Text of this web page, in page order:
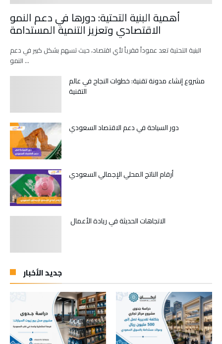
أهمية البنية التحتية: دورها في دعم النمو
الاقتصادي وتعزيز التنمية المستدامة
البنية التحتية تعد عموداً فقرياً لأي اقتصاد، حيث تسهم بشكل كبير في دعم
النمو …
مشروع إنشاء مدونة تقنية: خطوات النجاح في عالم
التقنية
دور السياحة في دعم الاقتصاد السعودي
أرقام الناتج المحلي الإجمالي السعودي
الاتجاهات الحديثة في ريادة الأعمال
جديد الأخبار